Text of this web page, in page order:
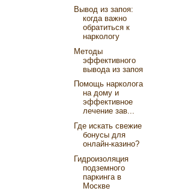
Вывод из запоя:
когда важно
обратиться к
наркологу
Методы
эффективного
вывода из запоя
Помощь нарколога
на дому и
эффективное
лечение зав...
Где искать свежие
бонусы для
онлайн-казино?
Гидроизоляция
подземного
паркинга в
Москве